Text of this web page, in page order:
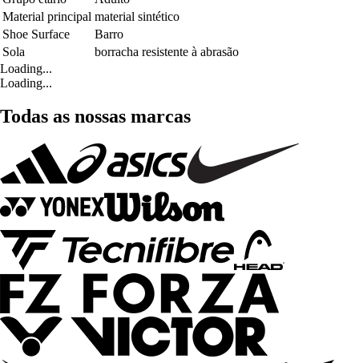
Material principal material sintético
Shoe Surface
Barro
Sola
borracha resistente à abrasão
Loading...
Loading...
Todas as nossas marcas